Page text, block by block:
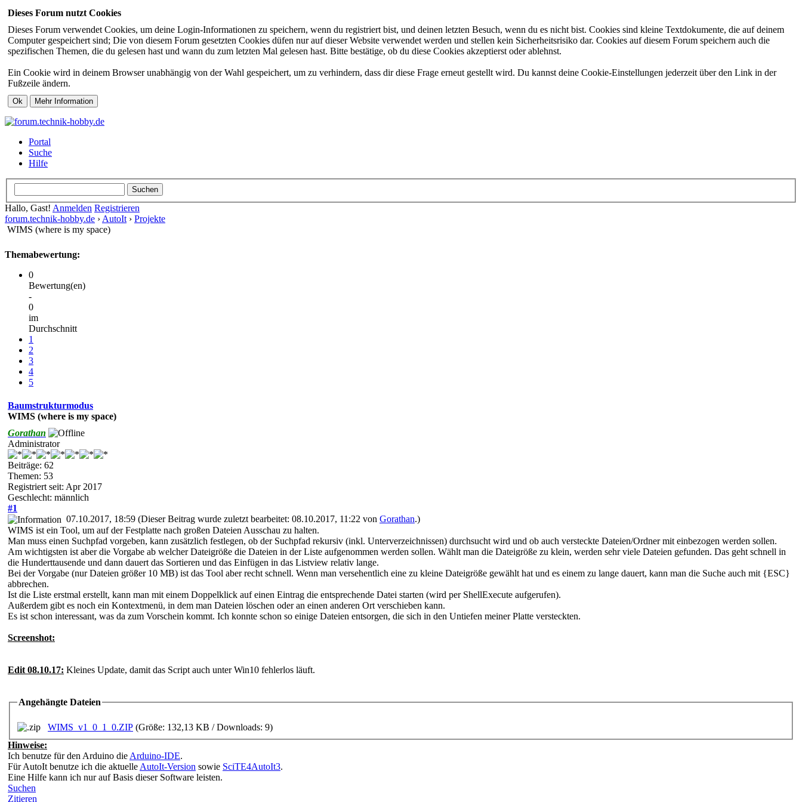
Dieses Forum nutzt Cookies
Dieses Forum verwendet Cookies, um deine Login-Informationen zu speichern, wenn du registriert bist, und deinen letzten Besuch, wenn du es nicht bist. Cookies sind kleine Textdokumente, die auf deinem
Computer gespeichert sind; Die von diesem Forum gesetzten Cookies düfen nur auf dieser Website verwendet werden und stellen kein Sicherheitsrisiko dar. Cookies auf diesem Forum speichern auch die
spezifischen Themen, die du gelesen hast und wann du zum letzten Mal gelesen hast. Bitte bestätige, ob du diese Cookies akzeptierst oder ablehnst.
Ein Cookie wird in deinem Browser unabhängig von der Wahl gespeichert, um zu verhindern, dass dir diese Frage erneut gestellt wird. Du kannst deine Cookie-Einstellungen jederzeit über den Link in der
Fußzeile ändern.
Portal
Suche
Hilfe
Hallo, Gast! Anmelden Registrieren
forum.technik-hobby.de › AutoIt › Projekte
WIMS (where is my space)
Themabewertung:
0
Bewertung(en)
-
0
im
Durchschnitt
1
2
3
4
5
Baumstrukturmodus
WIMS (where is my space)
Gorathan
Administrator
Beiträge: 62
Themen: 53
Registriert seit: Apr 2017
Geschlecht: männlich
#1
07.10.2017, 18:59 (Dieser Beitrag wurde zuletzt bearbeitet: 08.10.2017, 11:22 von Gorathan.)
WIMS ist ein Tool, um auf der Festplatte nach großen Dateien Ausschau zu halten.
Man muss einen Suchpfad vorgeben, kann zusätzlich festlegen, ob der Suchpfad rekursiv (inkl. Unterverzeichnissen) durchsucht wird und ob auch versteckte Dateien/Ordner mit einbezogen werden sollen.
Am wichtigsten ist aber die Vorgabe ab welcher Dateigröße die Dateien in der Liste aufgenommen werden sollen. Wählt man die Dateigröße zu klein, werden sehr viele Dateien gefunden. Das geht schnell in
die Hunderttausende und dann dauert das Sortieren und das Einfügen in das Listview relativ lange.
Bei der Vorgabe (nur Dateien größer 10 MB) ist das Tool aber recht schnell. Wenn man versehentlich eine zu kleine Dateigröße gewählt hat und es einem zu lange dauert, kann man die Suche auch mit {ESC}
abbrechen.
Ist die Liste erstmal erstellt, kann man mit einem Doppelklick auf einen Eintrag die entsprechende Datei starten (wird per ShellExecute aufgerufen).
Außerdem gibt es noch ein Kontextmenü, in dem man Dateien löschen oder an einen anderen Ort verschieben kann.
Es ist schon interessant, was da zum Vorschein kommt. Ich konnte schon so einige Dateien entsorgen, die sich in den Untiefen meiner Platte versteckten.
Screenshot:
Edit 08.10.17: Kleines Update, damit das Script auch unter Win10 fehlerlos läuft.
Angehängte Dateien
WIMS_v1_0_1_0.ZIP (Größe: 132,13 KB / Downloads: 9)
Hinweise:
Ich benutze für den Arduino die Arduino-IDE.
Für AutoIt benutze ich die aktuelle AutoIt-Version sowie SciTE4AutoIt3.
Eine Hilfe kann ich nur auf Basis dieser Software leisten.
Suchen
Zitieren